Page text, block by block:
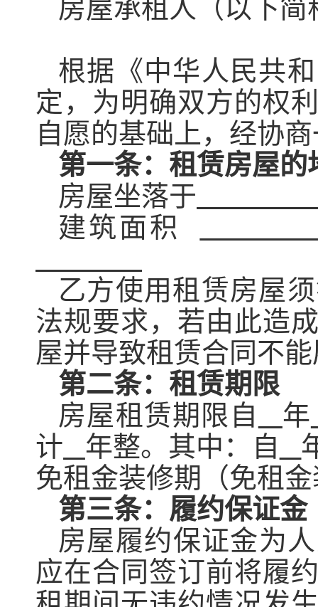
房屋承租 人 （以下简
根据《中华人民共
定，为明确双方的权
自愿的基础上，经协
第一条：租赁房屋的
房屋坐落于
建筑面积
乙方使用租赁房屋
法规要求，若由此造
屋并导致租赁合同不
第二条：租赁期限
房屋租赁期限自
年
计
年整。 其中： 自
免租金装修期
（免租
第三条：履约保证金
房屋履约保证金为
应在合同签订前将履